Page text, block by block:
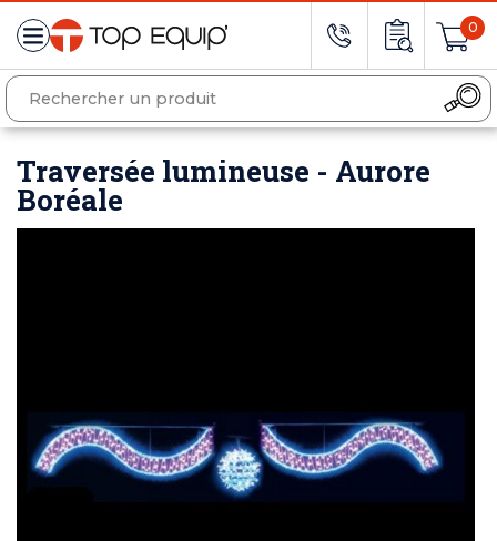
0
Traversée lumineuse - Aurore
Boréale